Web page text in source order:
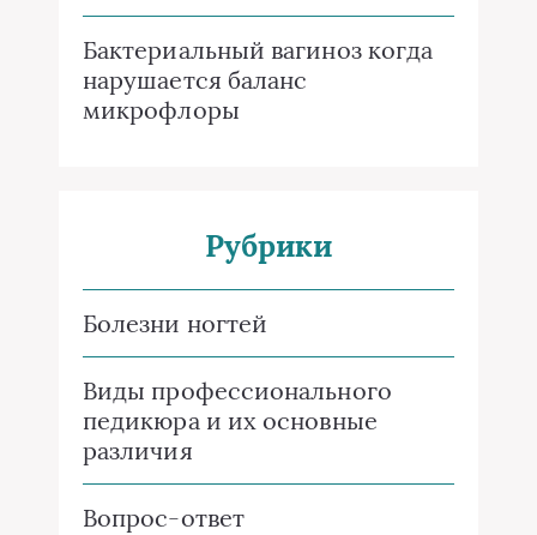
Бактериальный вагиноз когда
нарушается баланс
микрофлоры
Рубрики
Болезни ногтей
Виды профессионального
педикюра и их основные
различия
Вопрос-ответ